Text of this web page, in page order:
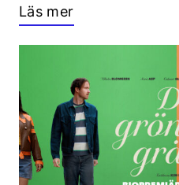
Läs mer